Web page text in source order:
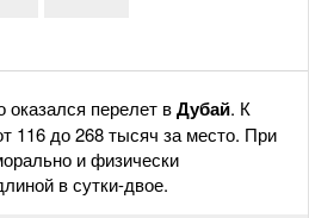
перелет вДубай. К
116 до 268 тысяч за место. При
и физически
в сутки-двое.